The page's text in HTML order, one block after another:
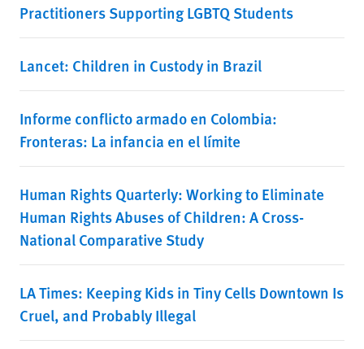
Practitioners Supporting LGBTQ Students
Lancet: Children in Custody in Brazil
Informe conflicto armado en Colombia:
Fronteras: La infancia en el límite
Human Rights Quarterly: Working to Eliminate
Human Rights Abuses of Children: A Cross-
National Comparative Study
LA Times: Keeping Kids in Tiny Cells Downtown Is
Cruel, and Probably Illegal